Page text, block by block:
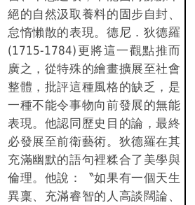
絕的自然汲取養料的固步自封、
怠惰懶散的表現。德尼．狄德羅
(1715-1784)更將這一觀點推而
廣之，從特殊的繪畫擴展至社會
整體，批評這種風格的缺乏，是
一種不能令事物向前發展的無能
表現。他認同歷史目的論，最終
必發展至前衛藝術。狄德羅在其
充滿幽默的語句裡糅合了美學與
倫理。他說：〝如果有一個天生
異稟、充滿睿智的人高談闊論、